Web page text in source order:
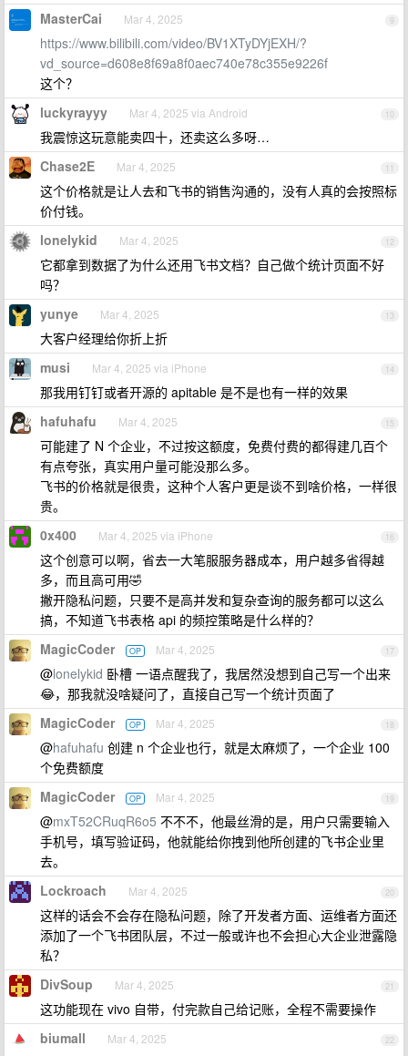
9
MasterCai Mar 4, 2025
https://www.bilibili.com/video/BV1XTyDYjEXH/?
vd_source=d608e8f69a8f0aec740e78c355e9226f
这个？
10
luckyrayyy Mar 4, 2025 via Android
我震惊这玩意能卖四十，还卖这么多呀…
11
Chase2E Mar 4, 2025
这个价格就是让人去和飞书的销售沟通的，没有人真的会按照标
价付钱。
12
lonelykid Mar 4, 2025
它都拿到数据了为什么还用飞书文档？自己做个统计页面不好
吗？
13
yunye Mar 4, 2025
大客户经理给你折上折
14
musi Mar 4, 2025 via iPhone
那我用钉钉或者开源的 apitable 是不是也有一样的效果
15
hafuhafu Mar 4, 2025
可能建了 N 个企业，不过按这额度，免费付费的都得建几百个
有点夸张，真实用户量可能没那么多。
飞书的价格就是很贵，这种个人客户更是谈不到啥价格，一样很
贵。
16
0x400 Mar 4, 2025 via iPhone
这个创意可以啊，省去一大笔服服务器成本，用户越多省得越
多，而且高可用🤣
撇开隐私问题，只要不是高并发和复杂查询的服务都可以这么
搞，不知道飞书表格 api 的频控策略是什么样的？
17
MagicCoder OP Mar 4, 2025
@lonelykid 卧槽 一语点醒我了，我居然没想到自己写一个出来
😂，那我就没啥疑问了，直接自己写一个统计页面了
18
MagicCoder OP Mar 4, 2025
@hafuhafu 创建 n 个企业也行，就是太麻烦了，一个企业 100
个免费额度
19
MagicCoder OP Mar 4, 2025
@mxT52CRuqR6o5 不不不，他最丝滑的是，用户只需要输入
手机号，填写验证码，他就能给你拽到他所创建的飞书企业里
去。
20
Lockroach Mar 4, 2025
这样的话会不会存在隐私问题，除了开发者方面、运维者方面还
添加了一个飞书团队层，不过一般或许也不会担心大企业泄露隐
私？
21
DivSoup Mar 4, 2025
这功能现在 vivo 自带，付完款自己给记账，全程不需要操作
22
biumall Mar 4, 2025